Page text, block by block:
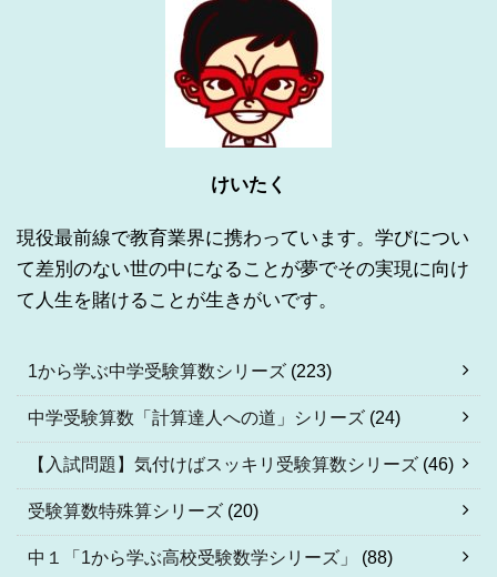
けいたく
現役最前線で教育業界に携わっています。学びについ
て差別のない世の中になることが夢でその実現に向け
て人生を賭けることが生きがいです。
1から学ぶ中学受験算数シリーズ (223)
中学受験算数「計算達人への道」シリーズ (24)
【入試問題】気付けばスッキリ受験算数シリーズ (46)
受験算数特殊算シリーズ (20)
中１「1から学ぶ高校受験数学シリーズ」 (88)